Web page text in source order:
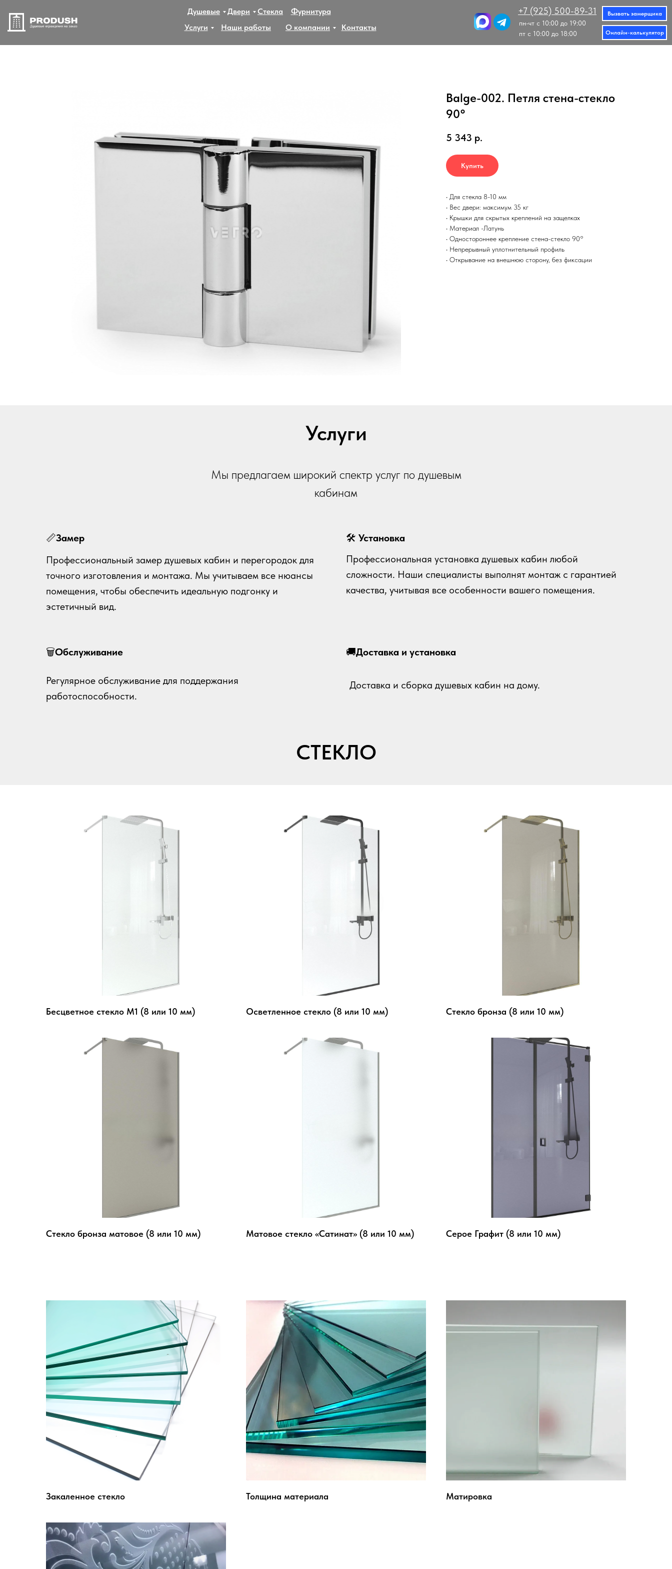
Душевые Двери
Стекла
Наши работы
Услуги О компании Контакты
Фурнитура
Онлайн-калькулятор
Вызвать замерщика
+7 (925) 500-89-31
пн-чт с 10:00 до 19:00
пт с 10:00 до 18:00
Balge-002. Петля стена-стекло
90°
5 343 р.
Купить
• Для стекла 8-10 мм
• Вес двери: максимум 35 кг
• Крышки для скрытых креплений на защелках
• Материал -Латунь
• Одностороннее крепление стена-стекло 90°
• Непрерывный уплотнительный профиль
• Открывание на внешнюю сторону, без фиксации
Услуги
Мы предлагаем широкий спектр услуг по душевым
кабинам
🛠 Установка
🗑Обслуживание 🚚Доставка и установка
📏Замер
Профессиональная установка душевых кабин любой
сложности. Наши специалисты выполнят монтаж с гарантией
качества, учитывая все особенности вашего помещения.
Регулярное обслуживание для поддержания
работоспособности.
Доставка и сборка душевых кабин на дому.
Профессиональный замер душевых кабин и перегородок для
точного изготовления и монтажа. Мы учитываем все нюансы
помещения, чтобы обеспечить идеальную подгонку и
эстетичный вид.
СТЕКЛО
Бесцветное стекло М1 (8 или 10 мм) Осветленное стекло (8 или 10 мм) Стекло бронза (8 или 10 мм)
Стекло бронза матовое (8 или 10 мм) Матовое стекло «Сатинат» (8 или 10 мм) Серое Графит (8 или 10 мм)
Закаленное стекло Толщина материала Матировка